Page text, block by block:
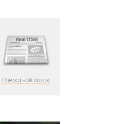
Новостной поток